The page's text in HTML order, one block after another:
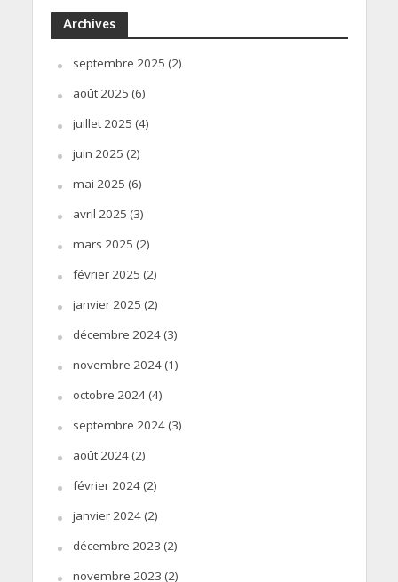
Archives
septembre 2025 (2)
août 2025 (6)
juillet 2025 (4)
juin 2025 (2)
mai 2025 (6)
avril 2025 (3)
mars 2025 (2)
février 2025 (2)
janvier 2025 (2)
décembre 2024(3)
novembre 2024(1)
octobre 2024(4)
septembre 2024(3)
août 2024(2)
février 2024(2)
janvier 2024(2)
décembre 2023 (2)
novembre 2023 (2)